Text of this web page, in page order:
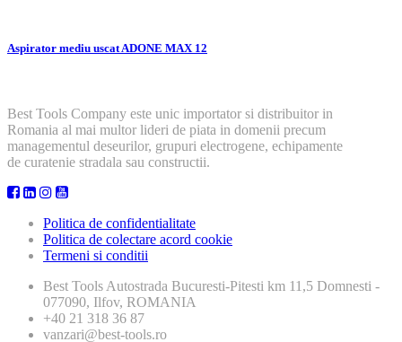
Aspirator mediu uscat ADONE MAX 12
Best Tools Company este unic importator si distribuitor in
Romania al mai multor lideri de piata in domenii precum
managementul deseurilor, grupuri electrogene, echipamente
de curatenie stradala sau constructii.
Politica de confidentialitate
Politica de colectare acord cookie
Termeni si conditii
Best Tools Autostrada Bucuresti-Pitesti km 11,5 Domnesti -
077090, Ilfov, ROMANIA
+40 21 318 36 87
vanzari@best-tools.ro